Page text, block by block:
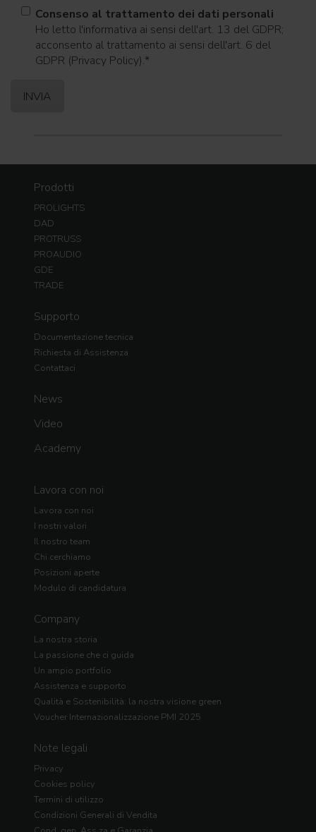
Consenso al trattamento dei dati personali
Ho letto l'informativa ai sensi dell'art. 13 del GDPR;
acconsento al trattamento ai sensi dell'art. 6 del
GDPR (Privacy Policy).*
Prodotti
PROLIGHTS
DAD
PROTRUSS
PROAUDIO
GDE
TRADE
Supporto
Documentazione tecnica
Richiesta di Assistenza
Contattaci
News
Video
Academy
Lavora con noi
Lavora con noi
I nostri valori
Il nostro team
Chi cerchiamo
Posizioni aperte
Modulo di candidatura
Company
La nostra storia
La passione che ci guida
Un ampio portfolio
Assistenza e supporto
Qualità e Sostenibilità: la nostra visione green
Voucher Internazionalizzazione PMI 2025
Note legali
Privacy
Cookies policy
Termini di utilizzo
Condizioni Generali di Vendita